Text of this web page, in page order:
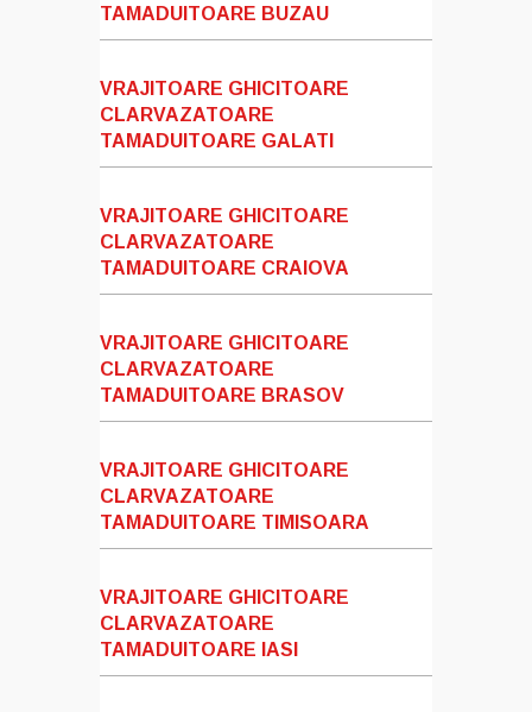
TAMADUITOARE BUZAU
VRAJITOARE GHICITOARE
CLARVAZATOARE
TAMADUITOARE GALATI
VRAJITOARE GHICITOARE
CLARVAZATOARE
TAMADUITOARE CRAIOVA
VRAJITOARE GHICITOARE
CLARVAZATOARE
TAMADUITOARE BRASOV
VRAJITOARE GHICITOARE
CLARVAZATOARE
TAMADUITOARE TIMISOARA
VRAJITOARE GHICITOARE
CLARVAZATOARE
TAMADUITOARE IASI